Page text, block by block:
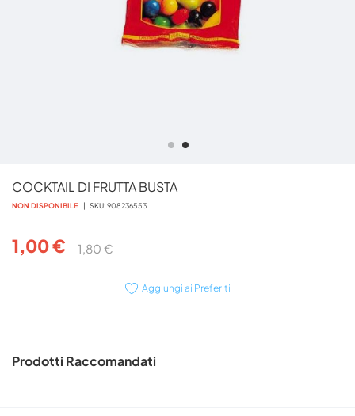
COCKTAIL DI FRUTTA BUSTA
NON DISPONIBILE SKU 908236553
1,00 € 1,80 €
Aggiungi ai Preferiti
all'inizio
della
immagini
Prodotti Raccomandati